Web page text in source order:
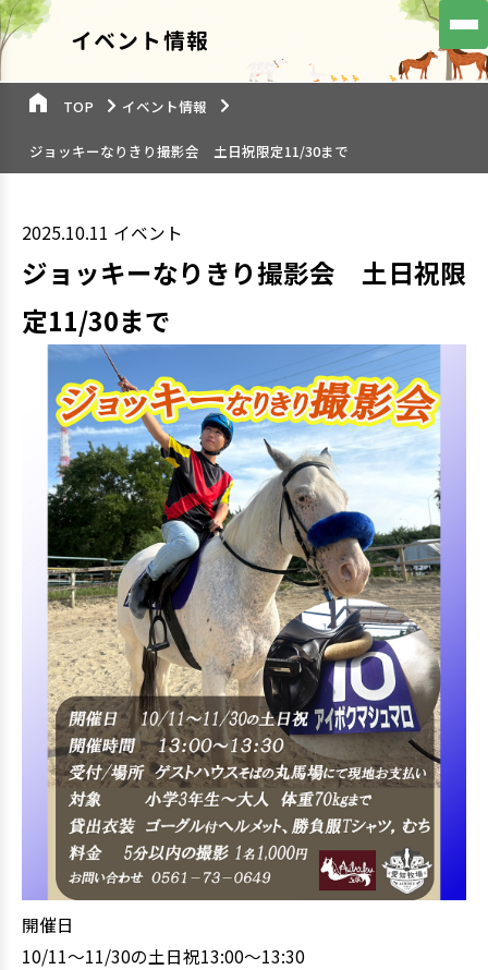
イベント情報
TOP イベント情報
ジョッキーなりきり撮影会 土日祝限定11/30まで
2025.10.11 イベント
ジョッキーなりきり撮影会 土日祝限
定11/30まで
開催日
10/11～11/30の土日祝13:00～13:30